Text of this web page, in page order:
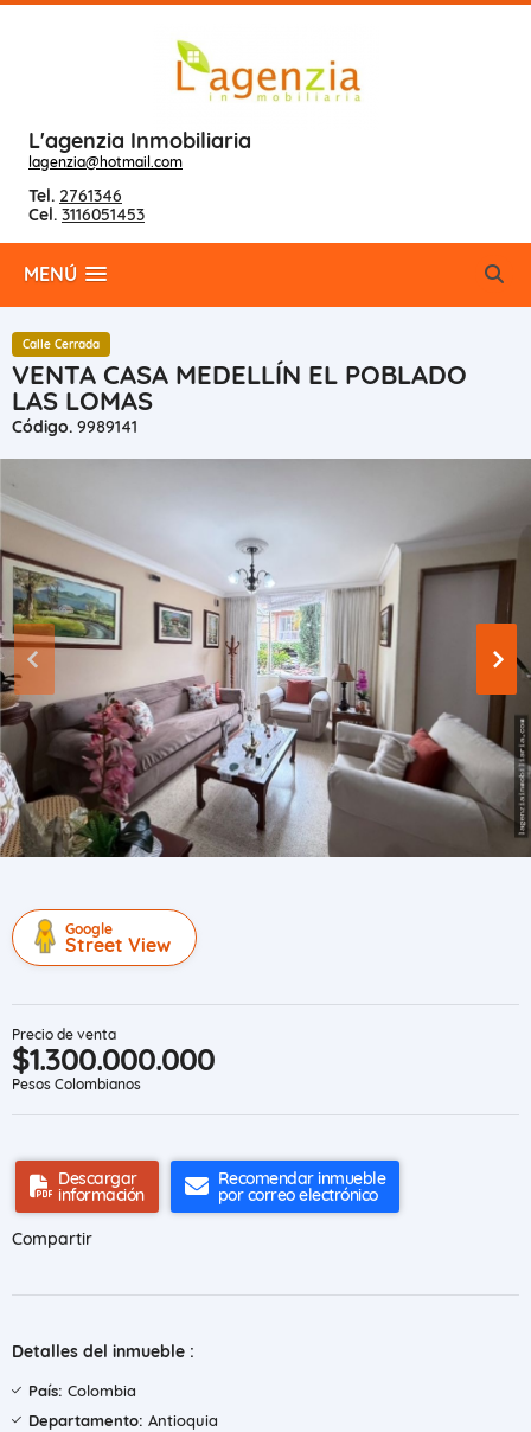
L'agenzia Inmobiliaria
lagenzia@hotmail.com
Tel. 2761346
Cel. 3116051453
MENÚ
Calle Cerrada
VENTA CASA MEDELLÍN EL POBLADO
LAS LOMAS
Código. 9989141
Google
Street View
Precio de venta
$1.300.000.000
Pesos Colombianos
Descargar
información
Recomendar inmueble
por correo electrónico
Compartir
Detalles del inmueble :
País: Colombia
Departamento: Antioquia